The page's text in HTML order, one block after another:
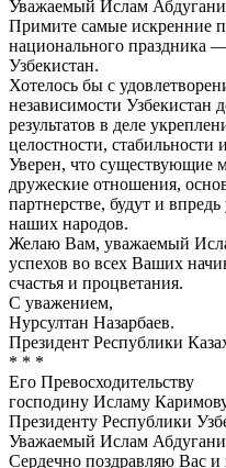
Уважаемый Ислам
Примите самые искренние
национального праздника
Узбекистан.
Хотелось бы с
независимости Узбекистан
результатов в деле
целостности, стабильности
Уверен, что существующие
дружеские отношения,
партнерстве, будут и
наших народов.
Желаю Вам, уважаемый
успехов во всех Ваших
счастья и процветания.
С уважением,
Нурсултан Назарбаев.
Президент Республики
* * *
Его Превосходительству
господину Исламу
Президенту Республики
Уважаемый Ислам
Сердечно поздравляю Вас